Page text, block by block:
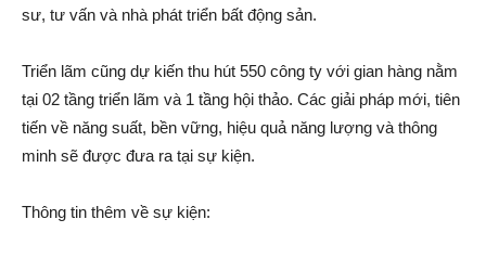
sư, tư vấn và nhà phát triển bất động sản.
Triển lãm cũng dự kiến thu hút 550 công ty với gian hàng nằm
tại 02 tầng triển lãm và 1 tầng hội thảo. Các giải pháp mới, tiên
tiến về năng suất, bền vững, hiệu quả năng lượng và thông
minh sẽ được đưa ra tại sự kiện.
Thông tin thêm về sự kiện: